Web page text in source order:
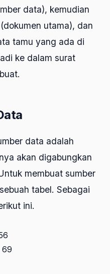
data), kemudian
utama), dan
tamu yang ada di
ke dalam surat
data adalah
akan digabungkan
membuat sumber
tabel. Sebagai
ini.
69